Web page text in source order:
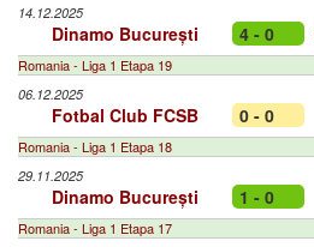
14.12.2025
Dinamo București 4 - 0
Romania - Liga 1 Etapa 19
06.12.2025
Fotbal Club FCSB 0 - 0
Romania - Liga 1 Etapa 18
29.11.2025
Dinamo București 1 - 0
Romania - Liga 1 Etapa 17